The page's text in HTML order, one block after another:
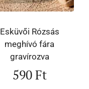
Esküvői Rózsás
meghívó fára
gravírozva
590Ft